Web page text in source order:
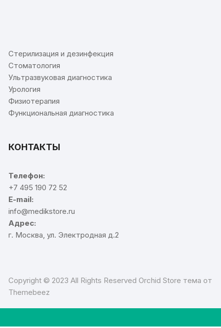
Стерилизация и дезинфекция
Стоматология
Ультразвуковая диагностика
Урология
Физиотерапия
Функциональная диагностика
КОНТАКТЫ
Телефон:
+7 495 190 72 52
E-mail:
info@medikstore.ru
Адрес:
г. Москва, ул. Электродная д.2
Copyright © 2023 All Rights Reserved Orchid Store тема от
Themebeez